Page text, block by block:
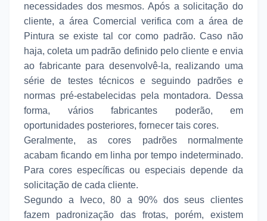
necessidades dos mesmos. Após a solicitação do
cliente, a área Comercial verifica com a área de
Pintura se existe tal cor como padrão. Caso não
haja, coleta um padrão definido pelo cliente e envia
ao fabricante para desenvolvê-la, realizando uma
série de testes técnicos e seguindo padrões e
normas pré-estabelecidas pela montadora. Dessa
forma, vários fabricantes poderão, em
oportunidades posteriores, fornecer tais cores.
Geralmente, as cores padrões normalmente
acabam ficando em linha por tempo indeterminado.
Para cores específicas ou especiais depende da
solicitação de cada cliente.
Segundo a Iveco, 80 a 90% dos seus clientes
fazem padronização das frotas, porém, existem